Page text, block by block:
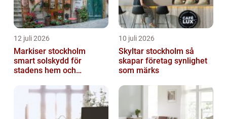
12 juli 2026
Markiser stockholm
smart solskydd för
stadens hem och
10 juli 2026
Skyltar stockholm så
skapar företag synlighet
som märks